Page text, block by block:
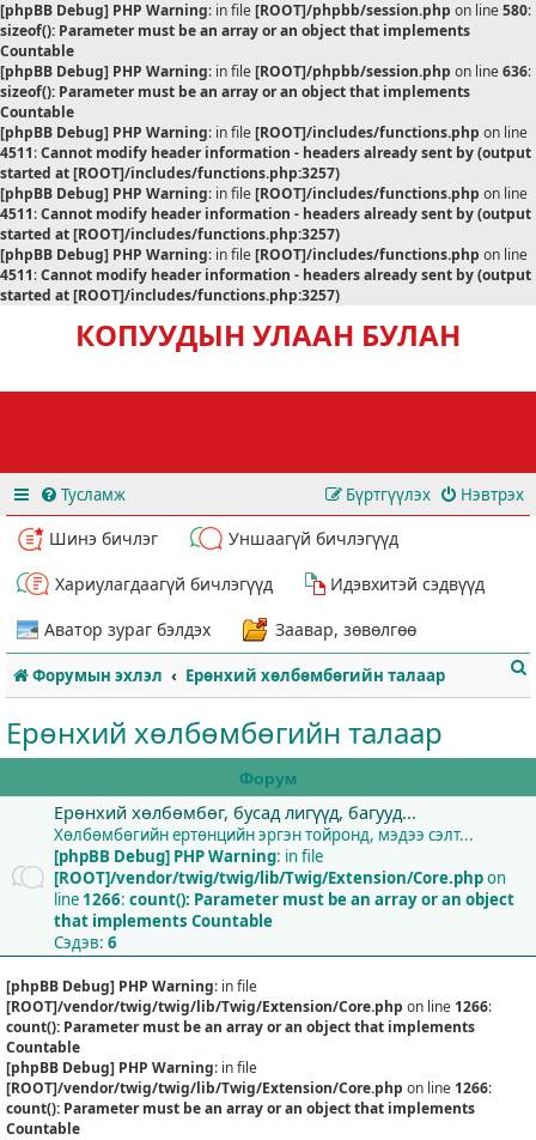
[phpBB Debug] PHP Warning: in file[ROOT]/phpbb/session.php on line580:
sizeof(): Parameter must be an array or an object that implements
Countable
[phpBB Debug] PHP Warning: in file[ROOT]/phpbb/session.php on line636:
sizeof(): Parameter must be an array or an object that implements
Countable
[phpBB Debug] PHP Warning: in file[ROOT]/includes/functions.php on line
4511:Cannot modify header information - headers already sent by (output
started at [ROOT]/includes/functions.php:3257)
[phpBB Debug] PHP Warning: in file[ROOT]/includes/functions.php on line
4511:Cannot modify header information - headers already sent by (output
started at [ROOT]/includes/functions.php:3257)
[phpBB Debug] PHP Warning: in file[ROOT]/includes/functions.php on line
4511:Cannot modify header information - headers already sent by (output
started at [ROOT]/includes/functions.php:3257)
КОПУУДЫН УЛААН БУЛАН
Тусламж Нэвтрэх
Бүртгүүлэх
Шинэ бичлэг
Уншаагүй бичлэгүүд
Хариулагдаагүй бичлэгүүд
Идэвхитэй сэдвүүд
Аватор зураг бэлдэх
Заавар, зөвөлгөө
Форумын эхлэл Ерөнхий хөлбөмбөгийн талаар
Ерөнхий хөлбөмбөгийн талаар
Форум
Ерөнхий хөлбөмбөг, бусад лигүүд, багууд...
Хөлбөмбөгийн ертөнцийн эргэн тойронд, мэдээ сэлт...
[phpBB Debug] PHP Warning: in file
[ROOT]/vendor/twig/twig/lib/Twig/Extension/Core.phpon
line 1266: count(): Parameter must be an array or an object
that implements Countable
Сэдэв: 6
[phpBB Debug] PHP Warning: in file
[ROOT]/vendor/twig/twig/lib/Twig/Extension/Core.php on line 1266:
count(): Parameter must be an array or an object that implements
Countable
[phpBB Debug] PHP Warning: in file
[ROOT]/vendor/twig/twig/lib/Twig/Extension/Core.php on line 1266:
count(): Parameter must be an array or an object that implements
Countable